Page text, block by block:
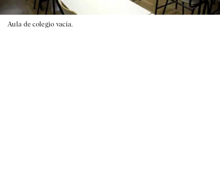
Aula de colegio vacía.